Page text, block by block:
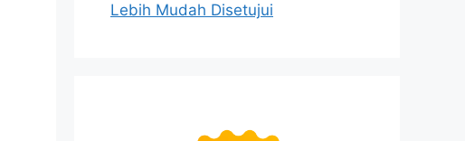
Lebih Mudah Disetujui